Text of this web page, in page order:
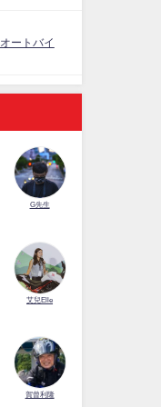
オートバイ
G先生
艾兒Elle
賀曾利隆